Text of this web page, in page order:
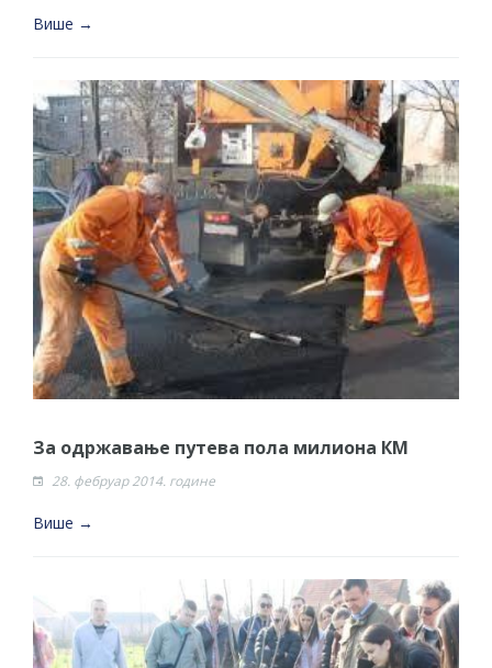
Више →
За одржавање путева пола милиона КМ
28. фебруар 2014. године
Више →